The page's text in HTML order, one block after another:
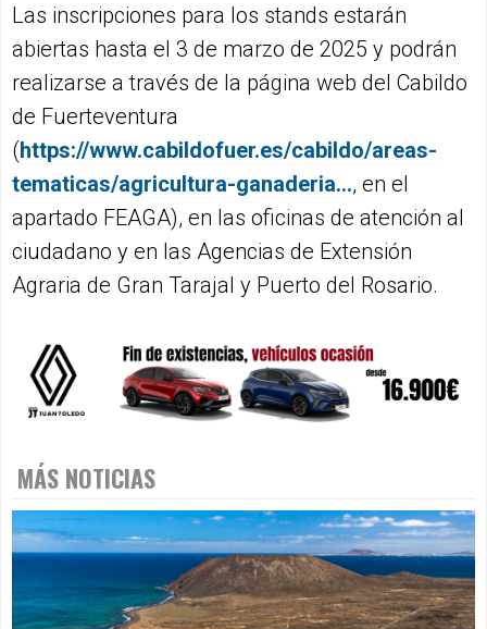
Las inscripciones para los stands estarán
abiertas hasta el 3 de marzo de 2025 y podrán
realizarse a través de la página web del Cabildo
de Fuerteventura
(https://www.cabildofuer.es/cabildo/areas-
tematicas/agricultura-ganaderia..., en el
apartado FEAGA), en las oficinas de atención al
ciudadano y en las Agencias de Extensión
Agraria de Gran Tarajal y Puerto del Rosario.
MÁS NOTICIAS